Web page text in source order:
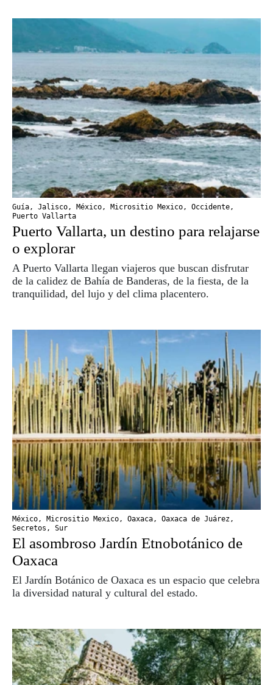
Guía, Jalisco, México, Micrositio Mexico, Occidente,
Puerto Vallarta
Puerto Vallarta, un destino para relajarse
o explorar
A Puerto Vallarta llegan viajeros que buscan disfrutar
de la calidez de Bahía de Banderas, de la fiesta, de la
tranquilidad, del lujo y del clima placentero.
México , Micrositio Mexico , Oaxaca , Oaxaca de Juárez ,
Secretos , Sur
El asombroso Jardín Etnobotánico de
Oaxaca
El Jardín Botánico de Oaxaca es un espacio que celebra
la diversidad natural y cultural del estado.